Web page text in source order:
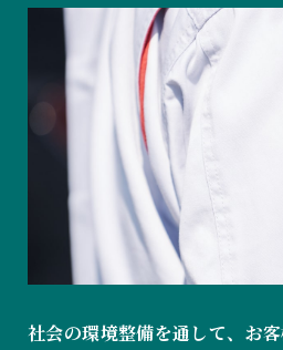
社会の環境整備を通して、お客